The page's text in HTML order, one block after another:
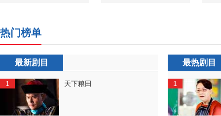
热门榜单
最新剧目
1 天下粮田
最热剧目
1